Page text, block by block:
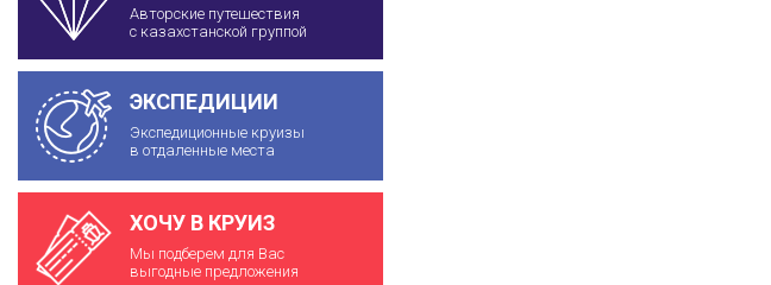
Авторские путешествия
с казахстанской группой
ЭКСПЕДИЦИИ
Экспедиционные круизы
в отдаленные места
ХОЧУ В КРУИЗ
Мы подберем для Вас
выгодные предложения